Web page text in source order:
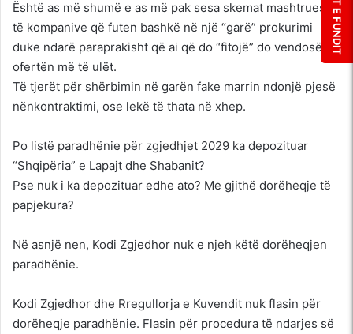
Është as më shumë e as më pak sesa skemat mashtruese
të kompanive që futen bashkë në një “garë” prokurimi
duke ndarë paraprakisht që ai që do “fitojë” do vendosë
ofertën më të ulët.
Të tjerët për shërbimin në garën fake marrin ndonjë pjesë
nënkontraktimi, ose lekë të thata në xhep.
Po listë paradhënie për zgjedhjet 2029 ka depozituar
“Shqipëria” e Lapajt dhe Shabanit?
Pse nuk i ka depozituar edhe ato? Me gjithë dorëheqje të
papjekura?
Në asnjë nen, Kodi Zgjedhor nuk e njeh këtë dorëheqjen
paradhënie.
Kodi Zgjedhor dhe Rregullorja e Kuvendit nuk flasin për
dorëheqje paradhënie. Flasin për procedura të ndarjes së